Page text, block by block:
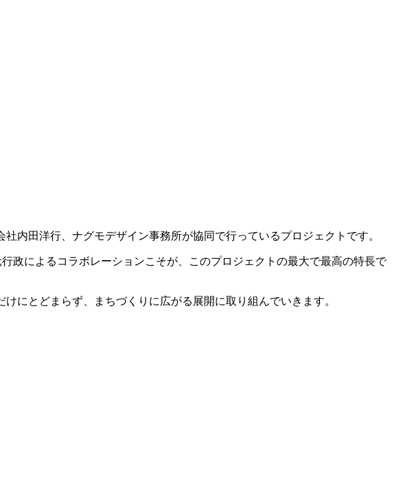
内田洋行、ナグモデザイン事務所が協同で行っているプロジェクトです。
政によるコラボレーションこそが、このプロジェクトの最大で最高の特長で
にとどまらず、まちづくりに広がる展開に取り組んでいきます。